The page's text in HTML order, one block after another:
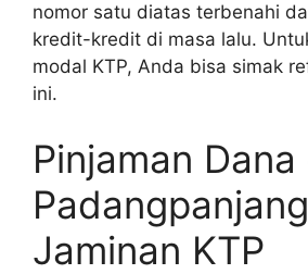
nomor satu diatas terbenahi
kredit-kredit di masa lalu.
modal KTP, Anda bisa simak
ini.
Pinjaman
Padangpanjang
Jaminan KTP